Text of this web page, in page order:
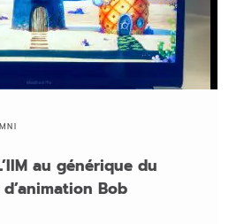
au générique du
Bob